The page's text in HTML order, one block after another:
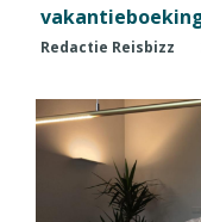
Redactie Reisbizz